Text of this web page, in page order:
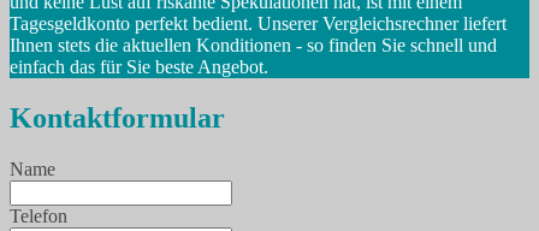
Tagesgeldkonto perfekt bedient. Unserer Vergleichsrechner liefert
Ihnen stets die aktuellen Konditionen - so finden Sie schnell und
einfach das für Sie beste Angebot.
Kontaktformular
Name
Telefon